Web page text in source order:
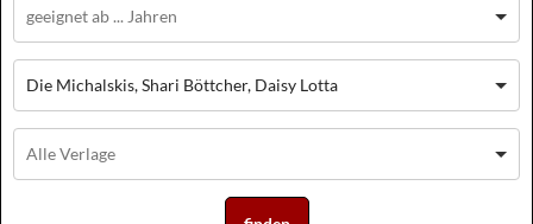
Die Michalskis, Shari Böttcher, Daisy Lotta